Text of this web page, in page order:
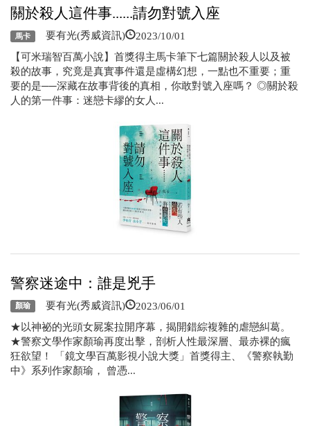
關於殺人這件事......請勿對號入座
馬卡 要有光(秀威資訊) 2023/10/01
【可米瑞智百萬小說】首獎得主馬卡筆下七篇關於殺人以及被
殺的故事，究竟是真實事件還是虛構幻想，一點也不重要；重
要的是──深藏在故事背後的真相，你敢對號入座嗎？ ◎關於殺
人的第一件事：迷戀卡繆的女人...
警察迷途中：誰是兇手
顏瑜 要有光(秀威資訊) 2023/06/01
★以神祕的光頭女屍案拉開序幕，揭開錯綜複雜的虐戀糾葛。
★警察文學作家顏瑜再度出擊，剖析人性最深層、最赤裸的瘋
狂欲望！ 「鏡文學百萬影視小說大獎」首獎得主、《警察執勤
中》系列作家顏瑜， 曾憑...